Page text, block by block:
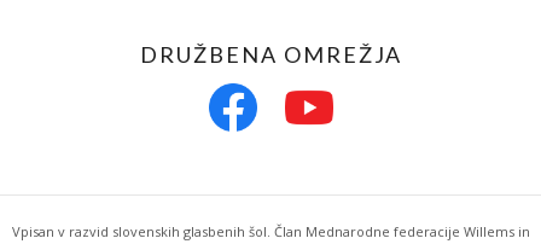
DRUŽBENA OMREŽJA
Vpisan v razvid slovenskih glasbenih šol. Član Mednarodne federacije Willems in